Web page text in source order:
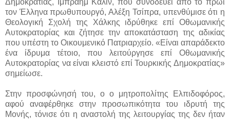
Δημοκρατίας, Ιμπραήμ Καλίν, που συνοδεύει από το πρωί
τον Έλληνα πρωθυπουργό, Αλέξη Τσίπρα, υπενθύμισε ότι η
Θεολογική Σχολή της Χάλκης ιδρύθηκε επί Οθωμανικής
Αυτοκρατορίας και ζήτησε την αποκατάσταση της αδικίας
που υπέστη το Οικουμενικό Πατριαρχείο. «Είναι απαράδεκτο
ένα ίδρυμα τέτοιο, που λειτούργησε επί Οθωμανικής
Αυτοκρατορίας να είναι κλειστό επί Τουρκικής Δημοκρατίας»
σημείωσε.
Στην προσφώνησή του, ο ο μητροπολίτης Ελπιδοφόρος,
αφού αναφέρθηκε στην προσωπικότητα του ιδρυτή της
Μονής, τόνισε ότι η αναστολή της λειτουργίας της δεν ήταν